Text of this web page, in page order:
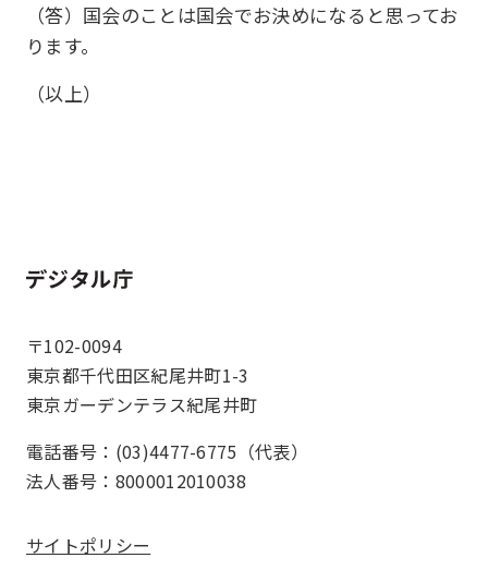
（答）国会のことは国会でお決めになると思ってお
ります。
（以上）
ホーム
〒102-0094
東京都千代田区紀尾井町1-3
東京ガーデンテラス紀尾井町
電話番号：(03)4477-6775（代表）
法人番号：8000012010038
サイトポリシー